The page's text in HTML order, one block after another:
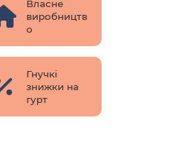
Власне
виробництв
о
Гнучкі
знижки на
гурт